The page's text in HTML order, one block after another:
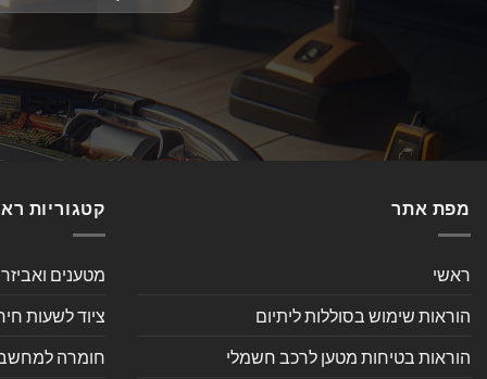
מפת אתר
ראשי
הוראות שימוש בסוללות ליתיום
הוראות בטיחות מטען לרכב חשמלי
קטגוריות
מטענים
ציוד לשעות
חומרה למחשב